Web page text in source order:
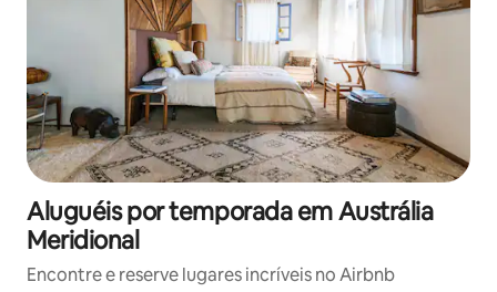
Aluguéis por temporada em Austrália
Meridional
Encontre e reserve lugares incríveis no Airbnb